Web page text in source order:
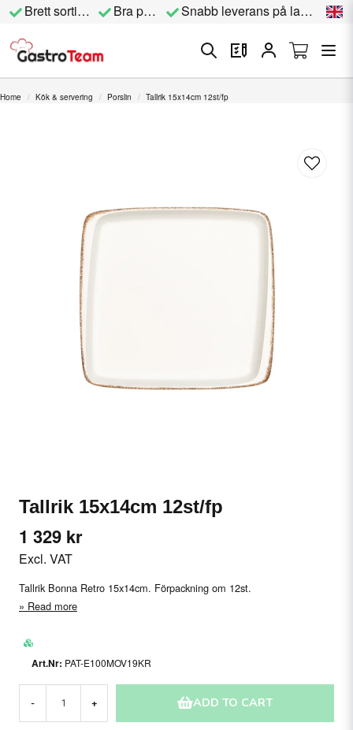
Brett sortiment Bra priser Snabb leverans på lagervara
Home Kök & servering Porslin Tallrik 15x14cm 12st/fp
Tallrik 15x14cm 12st/fp
1 329 kr
Excl. VAT
Tallrik Bonna Retro 15x14cm. Förpackning om 12st.
Read more
PAT-E100MOV19KR
- + ADD TO CART